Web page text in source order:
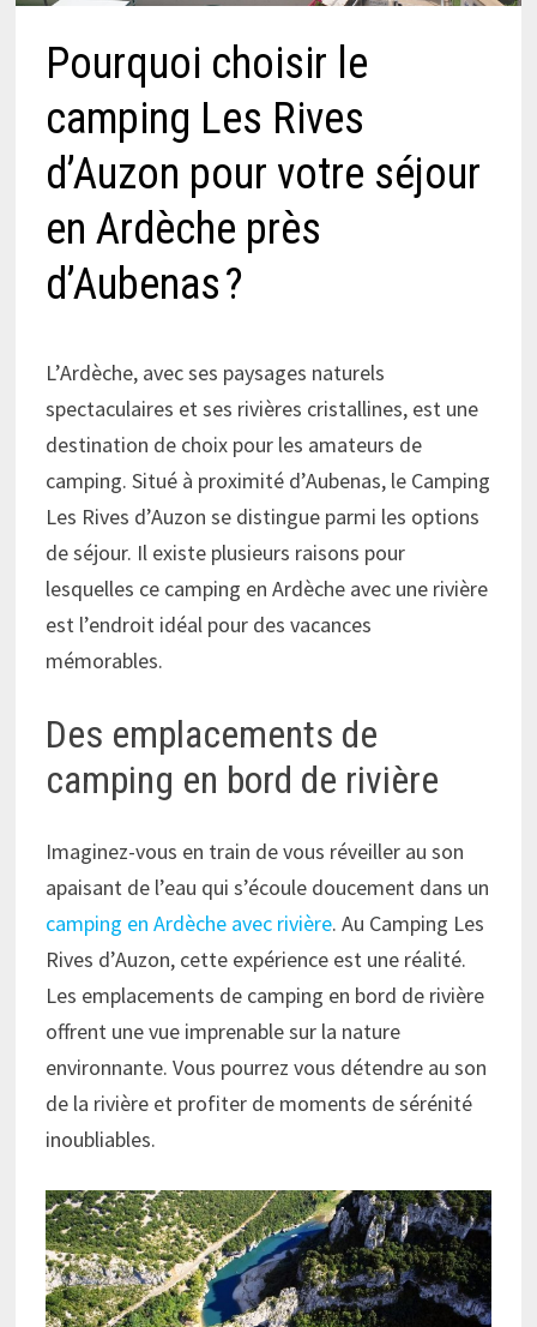
Pourquoi choisir le
camping Les Rives
d’Auzon pour votre séjour
en Ardèche près
d’Aubenas ?
L’Ardèche, avec ses paysages naturels
spectaculaires et ses rivières cristallines, est une
destination de choix pour les amateurs de
camping. Situé à proximité d’Aubenas, le Camping
Les Rives d’Auzon se distingue parmi les options
de séjour. Il existe plusieurs raisons pour
lesquelles ce camping en Ardèche avec une rivière
est l’endroit idéal pour des vacances
mémorables.
Des emplacements de
camping en bord de rivière
Imaginez-vous en train de vous réveiller au son
apaisant de l’eau qui s’écoule doucement dans un
camping en Ardèche avec rivière. Au Camping Les
Rives d’Auzon, cette expérience est une réalité.
Les emplacements de camping en bord de rivière
offrent une vue imprenable sur la nature
environnante. Vous pourrez vous détendre au son
de la rivière et profiter de moments de sérénité
inoubliables.